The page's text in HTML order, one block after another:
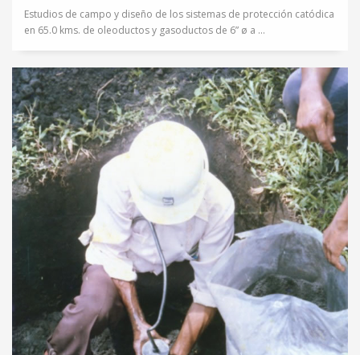
Estudios de campo y diseño de los sistemas de protección catódica
en 65.0 kms. de oleoductos y gasoductos de 6” ø a ...